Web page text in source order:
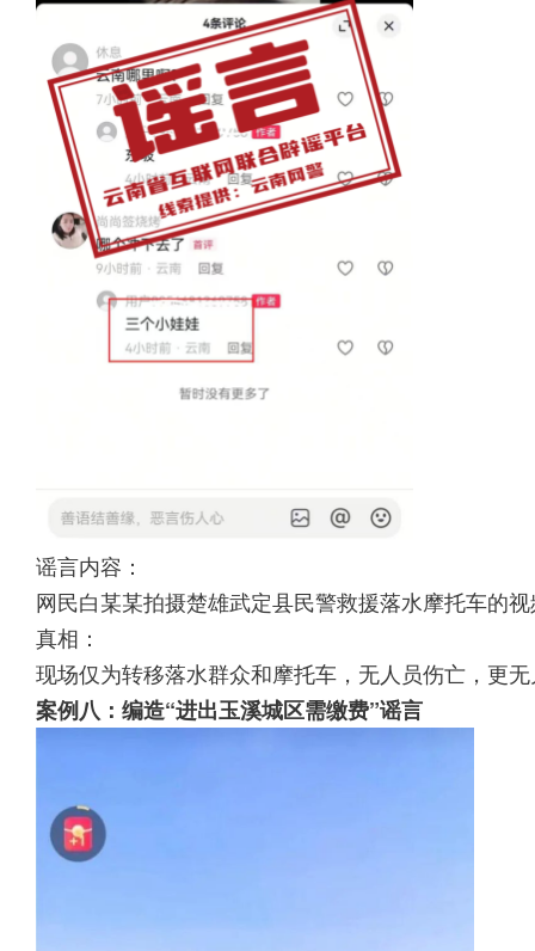
谣言内容：
网民白某某拍摄楚雄武定县民警救援落水摩托车的
真相：
现场仅为转移落水群众和摩托车，无人员伤亡，更
案例八：编造“进出玉溪城区需缴费”谣言